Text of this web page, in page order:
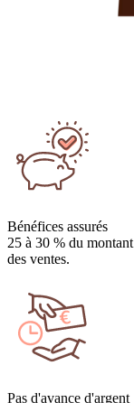
Bénéfices assurés
25 à 30 % du montant
des ventes.
Pas d'avance d'argent